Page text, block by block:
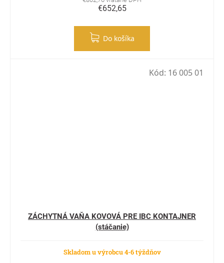
€652,65
Do košíka
ZÁCHYTNÁ VAŇA KOVOVÁ PRE IBC KONTAJNER
(stáčanie)
Skladom u výrobcu 4-6 týždňov
Kód: 16 005 01